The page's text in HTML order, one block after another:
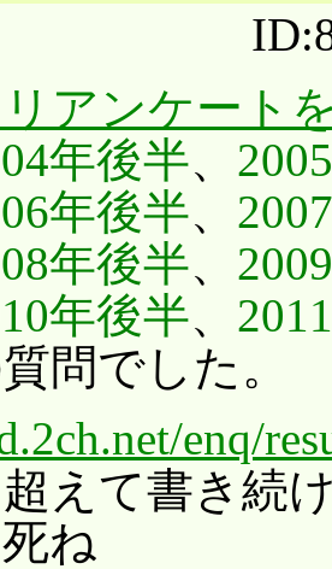
リアンケート
年後半、
年後半、
年後半、
年後半、
問でした。
enq/
えて書き続
ね